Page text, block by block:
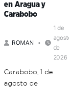
en Aragua y
Carabobo
ROMAN
1 de
de
2026
Carabobo, 1 de
agosto de